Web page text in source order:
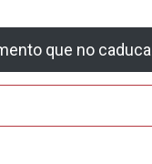
que no caduca